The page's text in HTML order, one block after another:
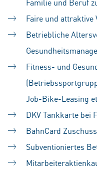
Familie und Beruf
Faire und attraktive
Betriebliche
Fitness- und
Job-Bike-Leasing
DKV Tankkarte bei
BahnCard Zuschuss
Subventioniertes